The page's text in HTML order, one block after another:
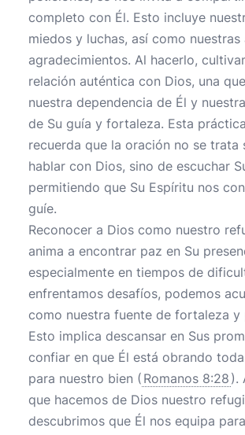
completo con Él. Esto incluye
miedos y luchas, así como nuestras
agradecimientos. Al hacerlo,
relación auténtica con Dios, una
nuestra dependencia de Él y
de Su guía y fortaleza. Esta
recuerda que la oración no se trata
hablar con Dios, sino de escuchar
permitiendo que Su Espíritu nos
guíe.
Reconocer a Dios como nuestro
anima a encontrar paz en Su
especialmente en tiempos de
enfrentamos desafíos, podemos
como nuestra fuente de fortaleza y
Esto implica descansar en Sus
confiar en que Él está obrando
para nuestro bien ( Romanos 8:28 ).
que hacemos de Dios nuestro
descubrimos que Él nos equipa